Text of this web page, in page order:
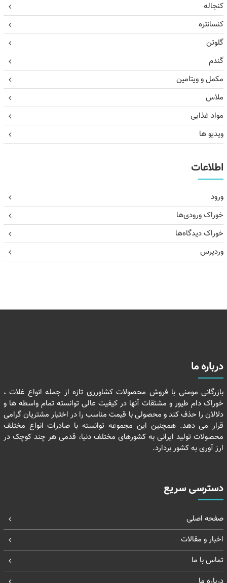
کنجاله
کنسانتره
گلوتن
گندم
مکمل و ویتامین
ملاس
مواد غذایی
ویدیو ها
اطلاعات
ورود
خوراک ورودی‌ها
خوراک دیدگاه‌ها
وردپرس
درباره ما
بازرگانی مومنی با فروش محصولات کشاورزی تازه از جمله انواع غلات ،
خوراک دام طیور و مشتقات آنها در کیفیت عالی توانسته تمام واسطه ها و
دلالان را حذف کند و محصولی با قیمت مناسب را در اختیار مشتریان گرامی
قرار می دهد. همچنین این مجموعه توانسته با صادرات انواع مختلف
محصولات تولید ایرانی به کشورهای مختلف دنیا، قدمی هر چند کوچک در
ارز آوری به کشور بردارد.
دسترسی سریع
صفحه اصلی
اخبار و مقالات
تماس با ما